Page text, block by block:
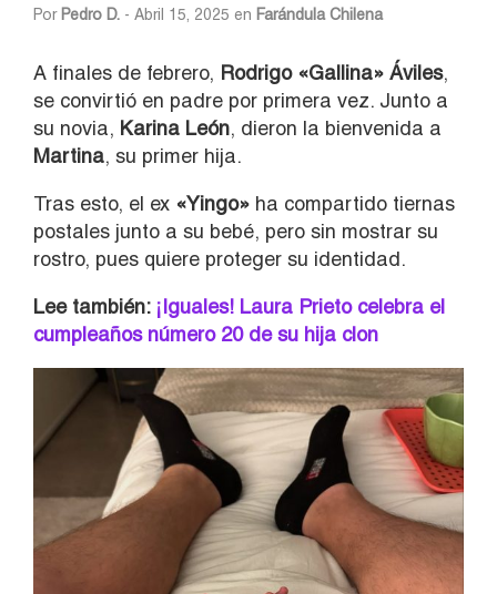
Por Pedro D. - Abril 15, 2025 en Farándula Chilena
A finales de febrero, Rodrigo «Gallina» Áviles,
se convirtió en padre por primera vez. Junto a
su novia, Karina León, dieron la bienvenida a
Martina, su primer hija.
Tras esto, el ex «Yingo» ha compartido tiernas
postales junto a su bebé, pero sin mostrar su
rostro, pues quiere proteger su identidad.
Lee también: ¡Iguales! Laura Prieto celebra el
cumpleaños número 20 de su hija clon